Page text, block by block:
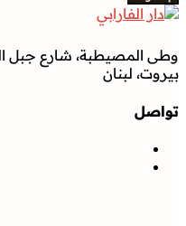
وطى المصيطبة، شارع جبل
بيروت، لبنان
تواصل